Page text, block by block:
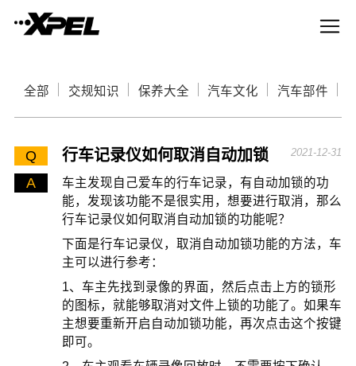
全部 交规知识 保养大全 汽车文化 汽车部件
Q 行车记录仪如何取消自动加锁 2021-12-31
A
车主发现自己爱车的行车记录，有自动加锁的功
能，发现该功能不是很实用，想要进行取消，那么
行车记录仪如何取消自动加锁的功能呢？
下面是行车记录仪，取消自动加锁功能的方法，车
主可以进行参考：
1、车主先找到录像的界面，然后点击上方的锁形
的图标，就能够取消对文件上锁的功能了。如果车
主想要重新开启自动加锁功能，再次点击这个按键
即可。